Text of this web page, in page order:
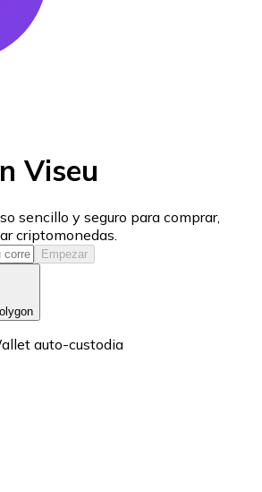
Viseu
sencillo y seguro para comprar,
criptomonedas.
Empezar
auto-custodia